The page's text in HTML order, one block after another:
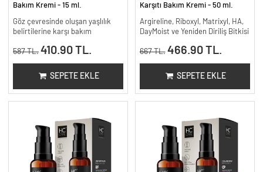
Bakım Kremi - 15 ml.
Göz çevresinde oluşan yaşlılık
belirtilerine karşı bakım
587 TL. 410.90 TL.
SEPETE EKLE
Karşıtı Bakım Kremi - 50 ml.
Argireline, Riboxyl, Matrixyl, HA,
DayMoist ve Yeniden Diriliş Bitkisi
667 TL. 466.90 TL.
SEPETE EKLE